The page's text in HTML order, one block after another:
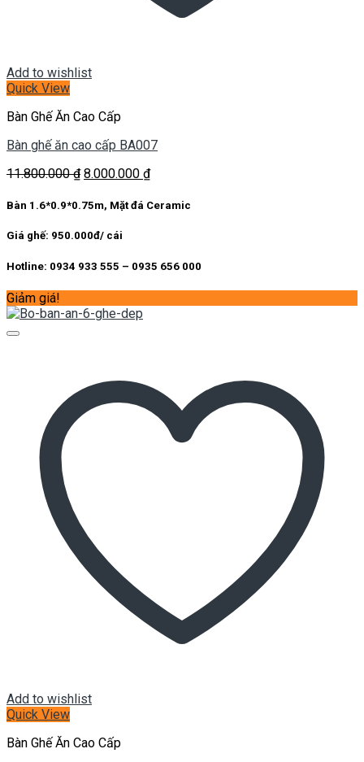
Add to wishlist
Quick View
Bàn Ghế Ăn Cao Cấp
Bàn ghế ăn cao cấp BA007
11.800.000₫ Giá
là:
8.000.000 ₫Giá
tại
Bàn 1.6*0.9*0.75m, Mặt đá Ceramic
Giá ghế: 950.000đ/ cái
Hotline: 0934 933 555 – 0935 656 000
Giảm giá!
Add to wishlist
Quick View
Bàn Ghế Ăn Cao Cấp